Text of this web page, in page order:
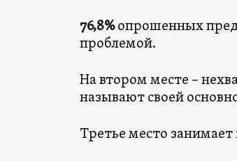
76,8%опрошенных
проблемой.
На втором месте –
называют своей
Третье место